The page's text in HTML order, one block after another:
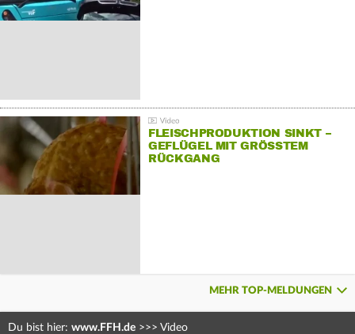
FLEISCHPRODUKTION SINKT –
GEFLÜGEL MIT GRÖSSTEM R
ÜCKGANG
MEHR TOP-MELDUNGEN
Du bist hier: www.FFH.de >>> Video